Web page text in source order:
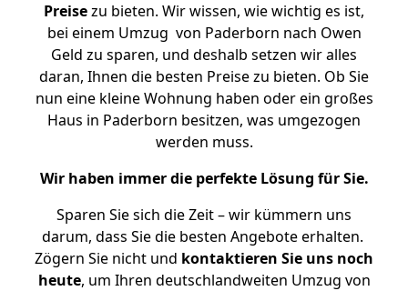
Preisezu bieten. Wir wissen, wie wichtig es ist,
bei einem Umzug von Paderborn nach Owen
Geld zu sparen, und deshalb setzen wir alles
daran, Ihnen die besten Preise zu bieten. Ob Sie
nun eine kleine Wohnung haben oder ein großes
Haus in Paderborn besitzen, was umgezogen
werden muss.
Wir haben immer die perfekte Lösung für Sie.
Sparen Sie sich die Zeit – wir kümmern uns
darum, dass Sie die besten Angebote erhalten.
Zögern Sie nicht und kontaktieren Sie uns noch
heute, um Ihren deutschlandweiten Umzug von